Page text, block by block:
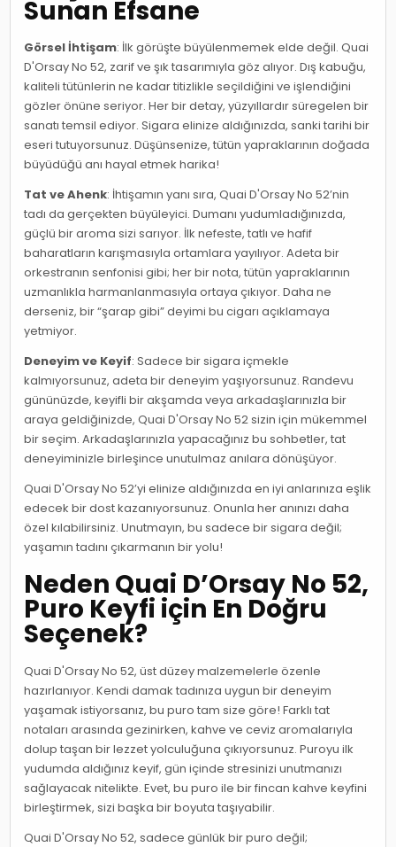
Sunan Efsane
Görsel İhtişam: İlk görüşte büyülenmemek elde değil. Quai
D'Orsay No 52, zarif ve şık tasarımıyla göz alıyor. Dış kabuğu,
kaliteli tütünlerin ne kadar titizlikle seçildiğini ve işlendiğini
gözler önüne seriyor. Her bir detay, yüzyıllardır süregelen bir
sanatı temsil ediyor. Sigara elinize aldığınızda, sanki tarihi bir
eseri tutuyorsunuz. Düşünsenize, tütün yapraklarının doğada
büyüdüğü anı hayal etmek harika!
Tat ve Ahenk: İhtişamın yanı sıra, Quai D'Orsay No 52’nin
tadı da gerçekten büyüleyici. Dumanı yudumladığınızda,
güçlü bir aroma sizi sarıyor. İlk nefeste, tatlı ve hafif
baharatların karışmasıyla ortamlara yayılıyor. Adeta bir
orkestranın senfonisi gibi; her bir nota, tütün yapraklarının
uzmanlıkla harmanlanmasıyla ortaya çıkıyor. Daha ne
derseniz, bir “şarap gibi” deyimi bu cigarı açıklamaya
yetmiyor.
Deneyim ve Keyif: Sadece bir sigara içmekle
kalmıyorsunuz, adeta bir deneyim yaşıyorsunuz. Randevu
gününüzde, keyifli bir akşamda veya arkadaşlarınızla bir
araya geldiğinizde, Quai D'Orsay No 52 sizin için mükemmel
bir seçim. Arkadaşlarınızla yapacağınız bu sohbetler, tat
deneyiminizle birleşince unutulmaz anılara dönüşüyor.
Quai D'Orsay No 52’yi elinize aldığınızda en iyi anlarınıza eşlik
edecek bir dost kazanıyorsunuz. Onunla her anınızı daha
özel kılabilirsiniz. Unutmayın, bu sadece bir sigara değil;
yaşamın tadını çıkarmanın bir yolu!
Neden Quai D’Orsay No 52,
Puro Keyfi için En Doğru
Seçenek?
Quai D'Orsay No 52, üst düzey malzemelerle özenle
hazırlanıyor. Kendi damak tadınıza uygun bir deneyim
yaşamak istiyorsanız, bu puro tam size göre! Farklı tat
notaları arasında gezinirken, kahve ve ceviz aromalarıyla
dolup taşan bir lezzet yolculuğuna çıkıyorsunuz. Puroyu ilk
yudumda aldığınız keyif, gün içinde stresinizi unutmanızı
sağlayacak nitelikte. Evet, bu puro ile bir fincan kahve keyfini
birleştirmek, sizi başka bir boyuta taşıyabilir.
Quai D'Orsay No 52, sadece günlük bir puro değil;